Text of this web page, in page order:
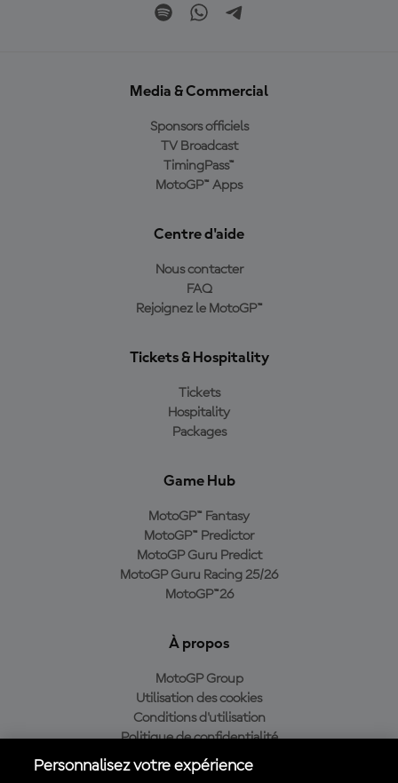
Media & Commercial
Sponsors officiels
TV Broadcast
TimingPass™
MotoGP™ Apps
Centre d'aide
Nous contacter
FAQ
Rejoignez le MotoGP™
Tickets & Hospitality
Tickets
Hospitality
Packages
Game Hub
MotoGP™ Fantasy
MotoGP™ Predictor
MotoGP Guru Predict
MotoGP Guru Racing 25/26
MotoGP™26
À propos
MotoGP Group
Utilisation des cookies
Conditions d'utilisation
Politique de confidentialité
Politique d’achat
Personnalisez votre expérience